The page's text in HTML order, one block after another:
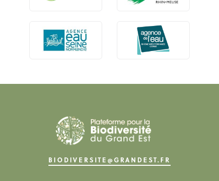
BIODIVERSITE@GRANDEST.FR